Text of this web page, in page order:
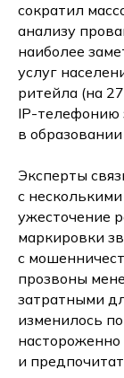
сократил
анализу
наиболее
услуг
ритейла (на
IP-телефонию
в
Эксперты
с
ужесточение
маркировки
с
прозвоны
затратными
изменилось
и